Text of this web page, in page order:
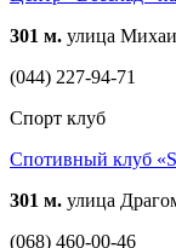
301 м. улица
(044) 227-94-71
Спорт клуб
Спотивный клуб
301 м. улица
(068) 460-00-46